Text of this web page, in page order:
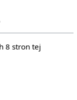
8 stron tej